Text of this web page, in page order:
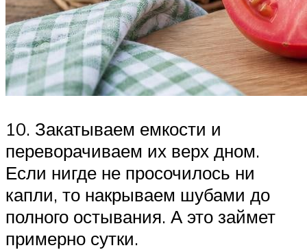
10. Закатываем емкости и
переворачиваем их верх дном.
Если нигде не просочилось ни
капли, то накрываем шубами до
полного остывания. А это займет
примерно сутки.